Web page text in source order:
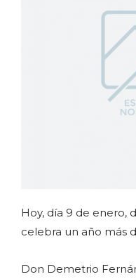
Hoy, día 9 de enero,
celebra un año más
Don Demetrio